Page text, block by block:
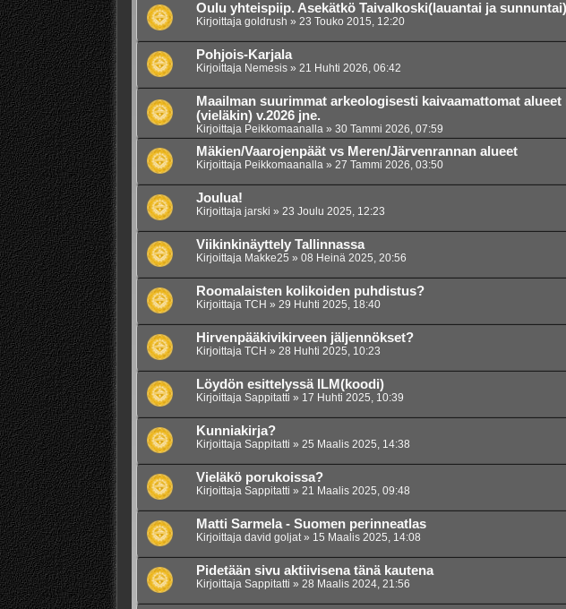
Oulu yhteispiip. Asekätkö Taivalkoski(lauantai ja sunnuntai)
Kirjoittaja goldrush » 23 Touko 2015, 12:20
Pohjois-Karjala
Kirjoittaja Nemesis» 21 Huhti 2026, 06:42
Maailman suurimmat arkeologisesti kaivaamattomat alueet
(vieläkin) v.2026 jne.
Kirjoittaja Peikkomaanalla» 30 Tammi 2026, 07:59
Mäkien/Vaarojenpäät vs Meren/Järvenrannan alueet
Kirjoittaja Peikkomaanalla» 27 Tammi 2026, 03:50
Joulua!
Kirjoittaja jarski » 23 Joulu 2025, 12:23
Viikinkinäyttely Tallinnassa
Kirjoittaja Makke25 » 08 Heinä 2025, 20:56
Roomalaisten kolikoiden puhdistus?
Kirjoittaja TCH » 29 Huhti 2025, 18:40
Hirvenpääkivikirveen jäljennökset?
Kirjoittaja TCH » 28 Huhti 2025, 10:23
Löydön esittelyssä ILM(koodi)
Kirjoittaja Sappitatti » 17 Huhti 2025, 10:39
Kunniakirja?
Kirjoittaja Sappitatti » 25 Maalis 2025, 14:38
Vieläkö porukoissa?
Kirjoittaja Sappitatti » 21 Maalis 2025, 09:48
Matti Sarmela - Suomen perinneatlas
Kirjoittaja david goljat» 15 Maalis 2025, 14:08
Pidetään sivu aktiivisena tänä kautena
Kirjoittaja Sappitatti » 28 Maalis 2024, 21:56